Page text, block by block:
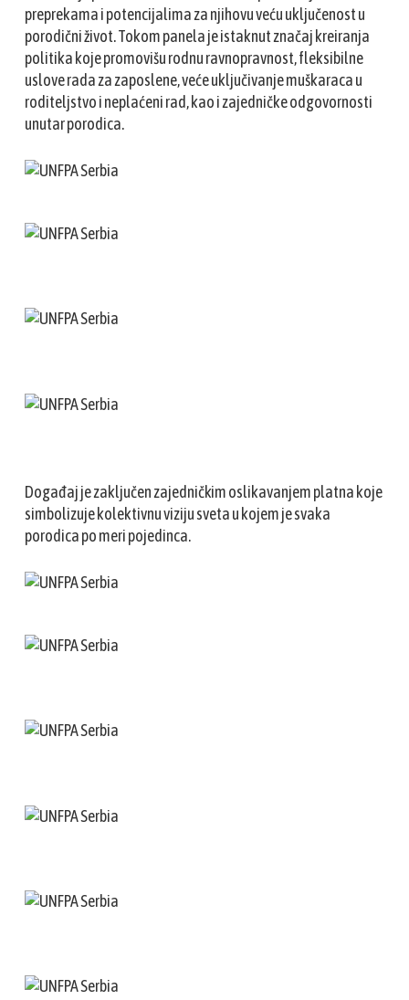
preprekama i potencijalima za njihovu veću uključenost u
porodični život. Tokom panela je istaknut značaj kreiranja
politika koje promovišu rodnu ravnopravnost, fleksibilne
uslove rada za zaposlene, veće uključivanje muškaraca u
roditeljstvo i neplaćeni rad, kao i zajedničke odgovornosti
unutar porodica.
Događaj je zaključen zajedničkim oslikavanjem platna koje
simbolizuje kolektivnu viziju sveta u kojem je svaka
porodica po meri pojedinca.